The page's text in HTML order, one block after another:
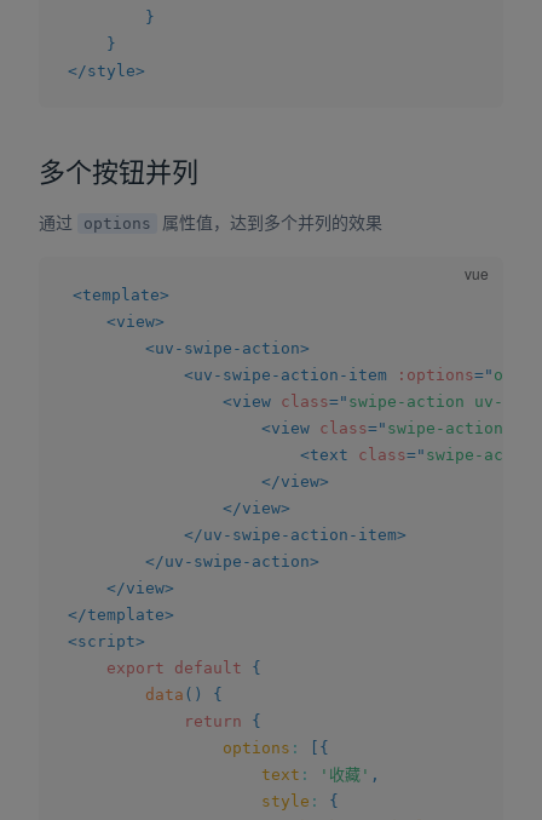
}
}
</style>
多个按钮并列
通过 options 属性值，达到多个并列的效果
<template>
<view>
<uv-swipe-action>
<uv-swipe-action-item :options="
<view class=" swipe-action uv-
<view class=" swipe-
<text class=" swipe-
</view>
</view>
</uv-swipe-action-item>
</uv-swipe-action>
</view>
</template>
<script>
export
default
{
data ( )
{
return
{
options :
{
text : '收藏' ,
style :
{